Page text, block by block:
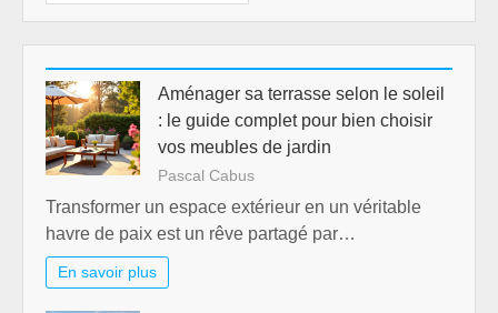
Aménager sa terrasse selon le soleil
: le guide complet pour bien choisir
vos meubles de jardin
Pascal Cabus
Transformer un espace extérieur en un véritable
havre de paix est un rêve partagé par…
En savoir plus